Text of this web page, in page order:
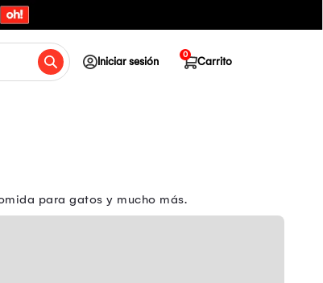
Iniciar sesión Carrito
0
para gatos y mucho más.